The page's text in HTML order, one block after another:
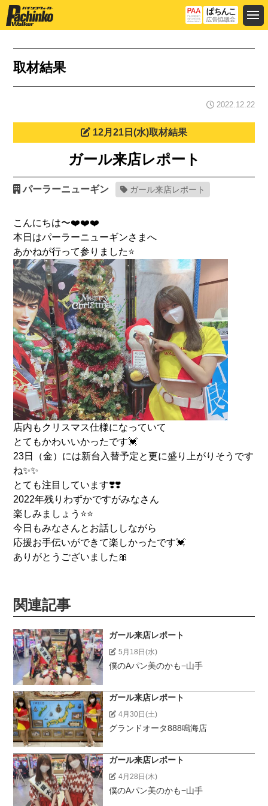
取材結果
2022.12.22
12月21日(水)取材結果
ガール来店レポート
パーラーニューギン ガール来店レポート
こんにちは〜❤️❤️❤️
本日はパーラーニューギンさまへ
あかねが行って参りました⭐️
店内もクリスマス仕様になっていて
とてもかわいいかったです💓
23日（金）には新台入替予定と更に盛り上がりそうです
ね✨✨
とても注目しています❣️❣️
2022年残りわずかですがみなさん
楽しみましょう⭐️⭐️
今日もみなさんとお話ししながら
応援お手伝いができて楽しかったです💓
ありがとうございました🎀
関連記事
ガール来店レポート
5月18日(水)
僕のAパン美のかも−山手
ガール来店レポート
4月30日(土)
グランドオータ888鳴海店
ガール来店レポート
4月28日(木)
僕のAパン美のかも−山手